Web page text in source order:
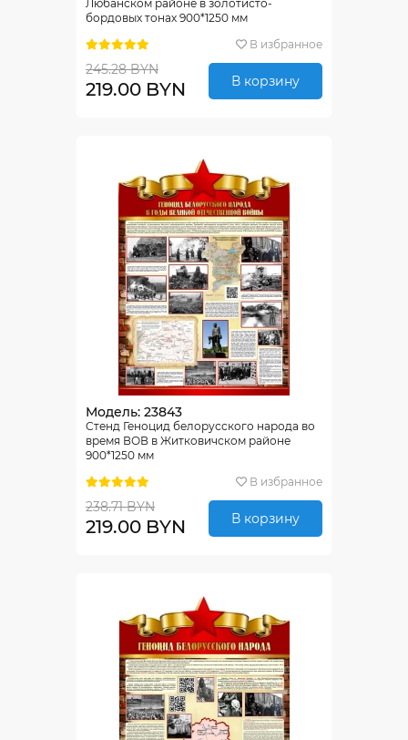
Любанском районе в золотисто-
бордовых тонах 900*1250 мм
В избранное
245.28 BYN
219.00 BYN В корзину
Модель: 23843
Стенд Геноцид белорусского народа во
время ВОВ в Житковичском районе
900*1250 мм
В избранное
238.71 BYN
219.00 BYN В корзину